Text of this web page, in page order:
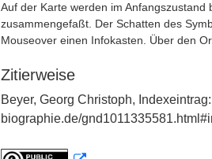
Auf der Karte werden im
zusammengefaßt. Der Schatten des
Mouseover einen Infokasten. Über den
Zitierweise
Beyer, Georg Christoph,
biographie.de/